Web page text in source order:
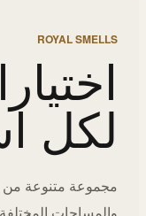
ROYAL SMELLS
لكل
والمساحات